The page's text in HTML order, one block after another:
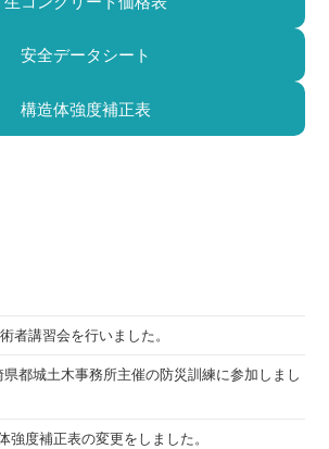
安全データシート
構造体強度補正表
者講習会を行いました。
都城土木事務所主催の防災訓練に参加しまし
度補正表の変更をしました。